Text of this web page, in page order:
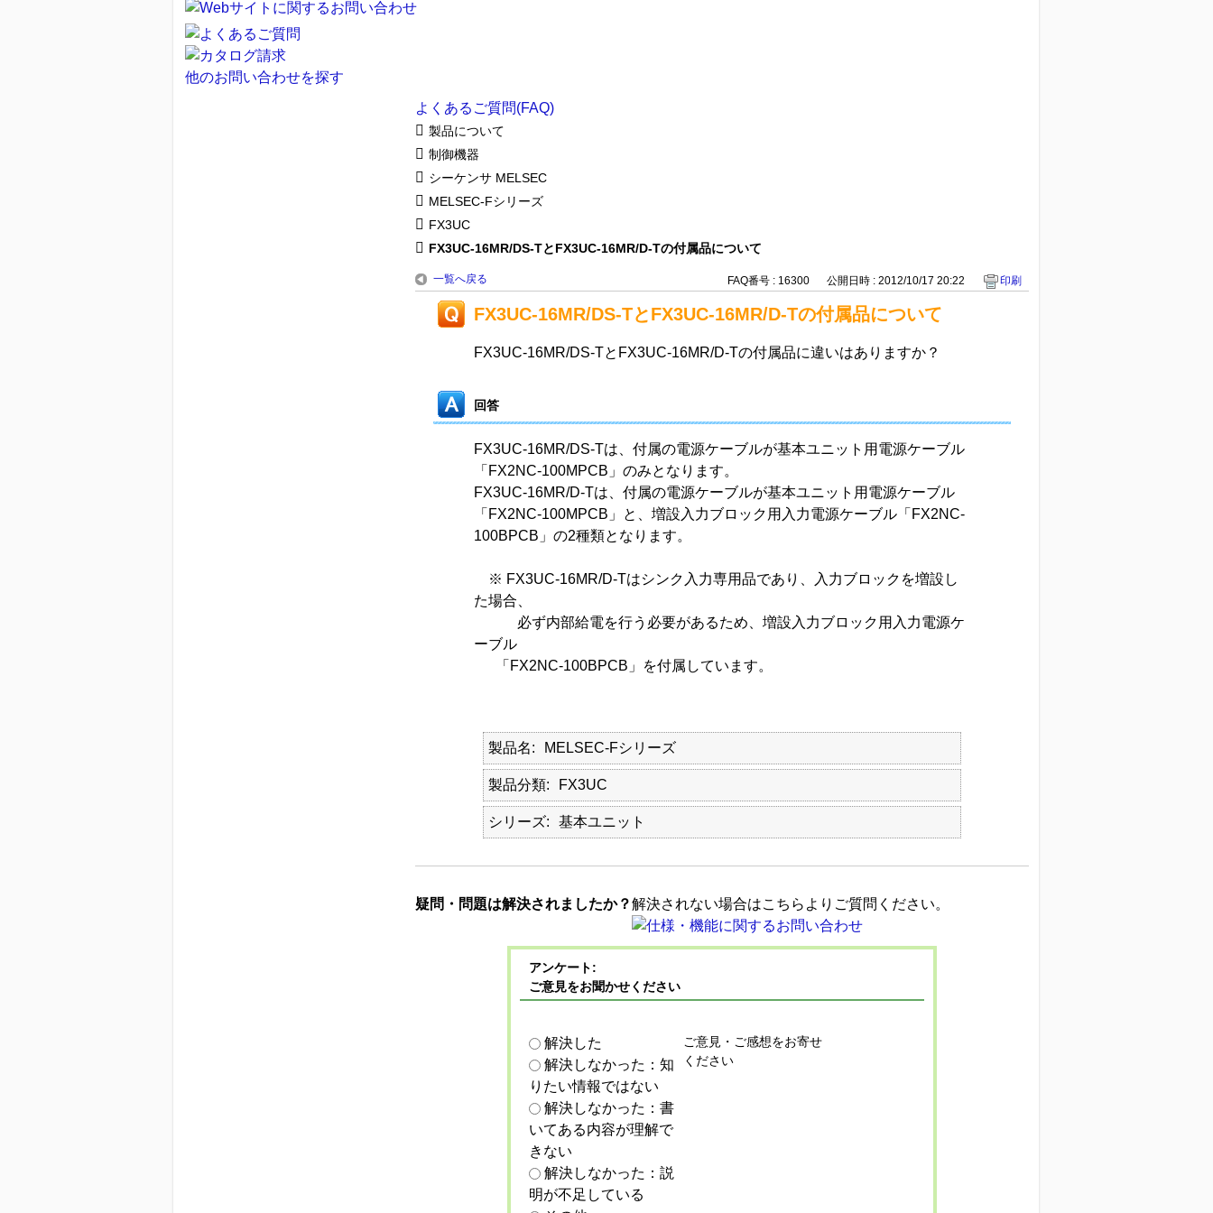
他のお問い合わせを探す
よくあるご質問(FAQ)
製品について
制御機器
シーケンサ MELSEC
MELSEC-Fシリーズ
FX3UC
FX3UC-16MR/DS-TとFX3UC-16MR/D-Tの付属品について
一覧へ戻る FAQ番号 : 16300 公開日時 : 2012/10/17 20:22 印刷
FX3UC-16MR/DS-TとFX3UC-16MR/D-Tの付属品について
FX3UC-16MR/DS-TとFX3UC-16MR/D-Tの付属品に違いはありますか？
回答
FX3UC-16MR/DS-Tは、付属の電源ケーブルが基本ユニット用電源ケーブル
「FX2NC-100MPCB」のみとなります。
FX3UC-16MR/D-Tは、付属の電源ケーブルが基本ユニット用電源ケーブル
「FX2NC-100MPCB」と、増設入力ブロック用入力電源ケーブル「FX2NC-
100BPCB」の2種類となります。
※ FX3UC-16MR/D-Tはシンク入力専用品であり、入力ブロックを増設し
た場合、
必ず内部給電を行う必要があるため、増設入力ブロック用入力電源ケ
ーブル
「FX2NC-100BPCB」を付属しています。
製品名 MELSEC-Fシリーズ
製品分類 FX3UC
シリーズ 基本ユニット
疑問・問題は解決されましたか？解決されない場合はこちらよりご質問ください。
アンケート:
ご意見をお聞かせください
解決した
解決しなかった：知
りたい情報ではない
解決しなかった：書
いてある内容が理解で
きない
解決しなかった：説
明が不足している
ご意見・ご感想をお寄せ
ください